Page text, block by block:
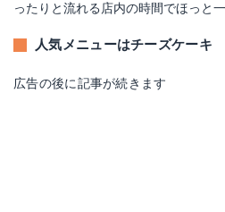
ったりと流れる店内の時間でほっと
人気メニューはチーズケーキ
広告の後に記事が続きます